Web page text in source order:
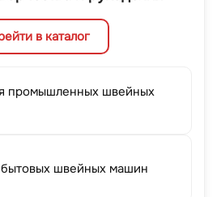
в каталог
промышленных швейных
швейных машин